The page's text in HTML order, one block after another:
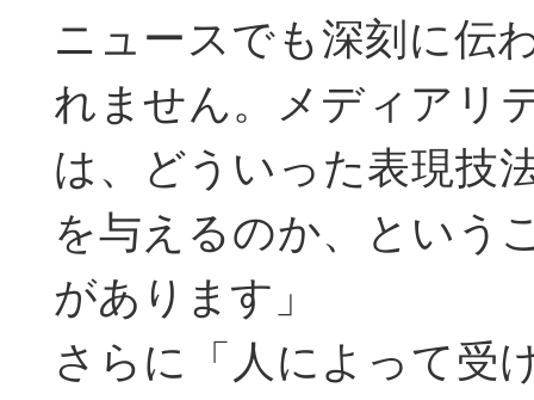
ニュースでも深刻に伝
れません。メディアリ
は、どういった表現技
を与えるのか、という
があります」
さらに「人によって受